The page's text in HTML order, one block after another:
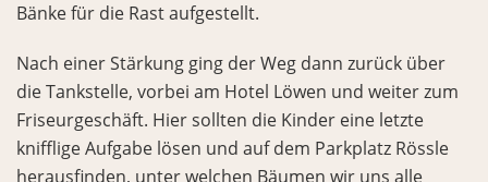
Bänke für die Rast aufgestellt.
Nach einer Stärkung ging der Weg dann zurück über
die Tankstelle, vorbei am Hotel Löwen und weiter zum
Friseurgeschäft. Hier sollten die Kinder eine letzte
knifflige Aufgabe lösen und auf dem Parkplatz Rössle
herausfinden, unter welchen Bäumen wir uns alle